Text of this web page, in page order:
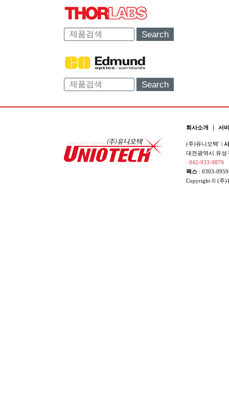
Search
Search
회사소개 | 서
(주)유니오텍' |
대전광역시 유성
: 042-933-9870
팩스 : 0303-
Copyright © (주)